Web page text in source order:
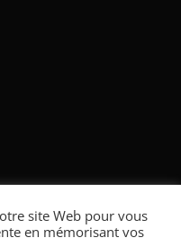
site Web pour vous
en mémorisant vos